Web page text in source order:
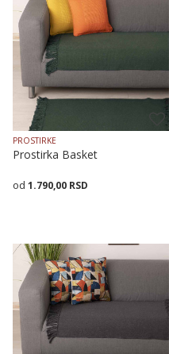
70X70 70X160 70X200
PROSTIRKE
Prostirka Basket
1.790,00 RSD
Veličina
70X70 70X160 70X200
Dodaj u korpu